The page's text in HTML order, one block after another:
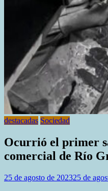
destacadas Sociedad
Ocurrió el primer
comercial de Río
25 de agosto de 202325 de